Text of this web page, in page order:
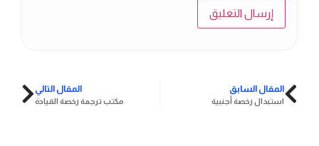
المقال السابق
استبدال رخصة أجنبية
المقال التالي
مكتب ترجمة رخصة القيادة